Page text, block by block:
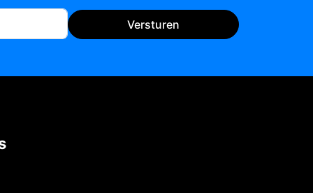
Versturen